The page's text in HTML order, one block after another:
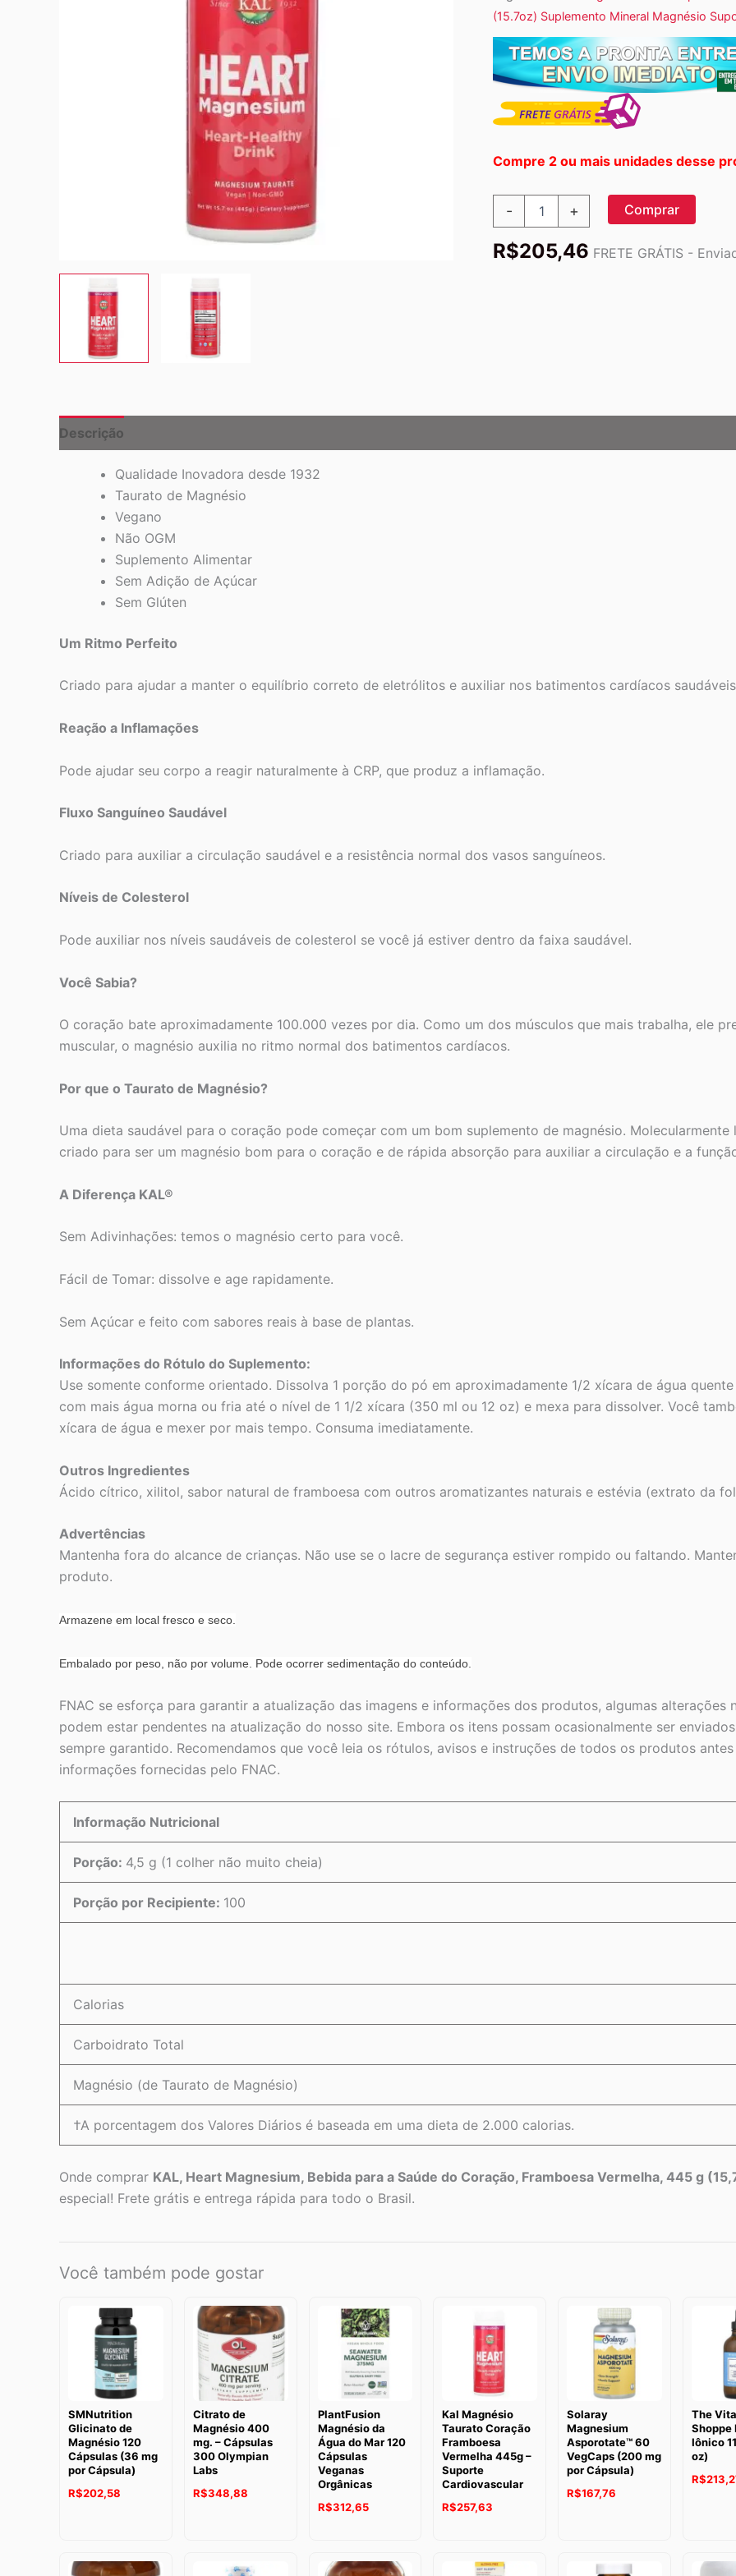
(15.7oz) Suplemento Mineral Magnésio
Compre 2 ou mais unidades desse
-
Bebida
(15,7
quantidade
+ Comprar
R$205,46 FRETE GRÁTIS -
Descrição
Qualidade Inovadora desde 1932
Taurato de Magnésio
Vegano
Não OGM
Suplemento Alimentar
Sem Adição de Açúcar
Sem Glúten
Um Ritmo Perfeito
Criado para ajudar a manter o equilíbrio correto de eletrólitos e auxiliar nos batimentos cardíacos
Reação a Inflamações
Pode ajudar seu corpo a reagir naturalmente à CRP, que produz a inflamação.
Fluxo Sanguíneo Saudável
Criado para auxiliar a circulação saudável e a resistência normal dos vasos sanguíneos.
Níveis de Colesterol
Pode auxiliar nos níveis saudáveis de colesterol se você já estiver dentro da faixa saudável.
Você Sabia?
O coração bate aproximadamente 100.000 vezes por dia. Como um dos músculos que mais trabalha, ele
muscular, o magnésio auxilia no ritmo normal dos batimentos cardíacos.
Por que o Taurato de Magnésio?
Uma dieta saudável para o coração pode começar com um bom suplemento de magnésio.
criado para ser um magnésio bom para o coração e de rápida absorção para auxiliar a circulação e a
A Diferença KAL®
Sem Adivinhações: temos o magnésio certo para você.
Fácil de Tomar: dissolve e age rapidamente.
Sem Açúcar e feito com sabores reais à base de plantas.
Informações do Rótulo do Suplemento:
Use somente conforme orientado. Dissolva 1 porção do pó em aproximadamente 1/2 xícara de água
com mais água morna ou fria até o nível de 1 1/2 xícara (350 ml ou 12 oz) e mexa para dissolver. Você
xícara de água e mexer por mais tempo. Consuma imediatamente.
Outros Ingredientes
Ácido cítrico, xilitol, sabor natural de framboesa com outros aromatizantes naturais e estévia (extrato da
Advertências
Mantenha fora do alcance de crianças. Não use se o lacre de segurança estiver rompido ou faltando.
produto.
Armazene em local fresco e seco.
Embalado por peso, não por volume. Pode ocorrer sedimentação do conteúdo.
FNAC se esforça para garantir a atualização das imagens e informações dos produtos, algumas
podem estar pendentes na atualização do nosso site. Embora os itens possam ocasionalmente ser
sempre garantido. Recomendamos que você leia os rótulos, avisos e instruções de todos os produtos
informações fornecidas pelo FNAC.
Informação Nutricional
Porção: 4,5 g (1 colher não muito cheia)
Porção por Recipiente: 100
Calorias
Carboidrato Total
Magnésio (de Taurato de Magnésio)
†A porcentagem dos Valores Diários é baseada em uma dieta de 2.000 calorias.
Onde comprar KAL, Heart Magnesium, Bebida para a Saúde do Coração, Framboesa Vermelha, 445 g
especial! Frete grátis e entrega rápida para todo o Brasil.
Você também pode gostar
SMNutrition
Glicinato de
Magnésio 120
Cápsulas (36 mg
por Cápsula)
R$202,58
Citrato de
Magnésio 400
mg. – Cápsulas
300 Olympian
Labs
R$348,88
PlantFusion
Magnésio da
Água do Mar 120
Cápsulas
Veganas
Orgânicas
R$312,65
Kal Magnésio
Taurato Coração
Framboesa
Vermelha 445g –
Suporte
Cardiovascular
R$257,63
Solaray
Magnesium
Asporotate™ 60
VegCaps (200 mg
por Cápsula)
R$167,76
The
Shoppe
Iônico
oz)
R$